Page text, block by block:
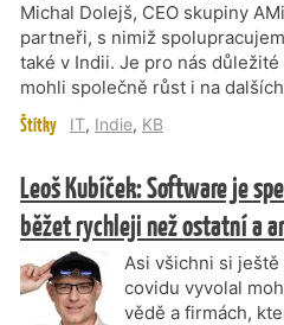
Michal Dolejš, CEO skupiny
partneři, s nimiž
také v Indii. Je pro nás
mohli společně růst i na
Štítky IT, Indie, KB
Leoš Kubíček: Software je
běžet rychleji než ostatní a
Asi všichni si
covidu vyvolal
vědě a firmách,